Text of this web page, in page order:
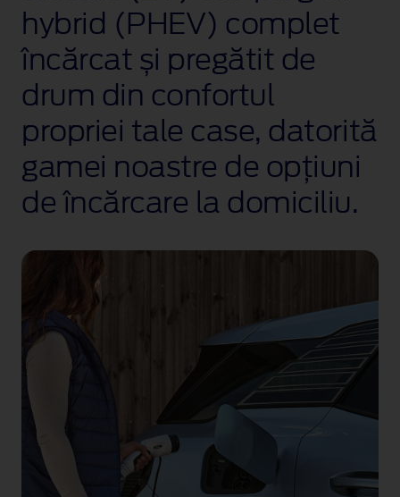
hybrid (PHEV) complet
încărcat și pregătit de
drum din confortul
propriei tale case, datorită
gamei noastre de opțiuni
de încărcare la domiciliu.